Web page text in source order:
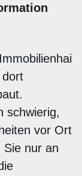
dort
schwierig,
vor Ort
Sie nur an